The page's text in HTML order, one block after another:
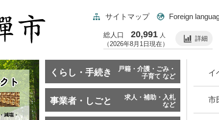
サイトマップ Foreign
総人口 20,991 人
（2026年8月1日現在）
詳細
くらし・手続き
戸籍・介護・ごみ・
子育て など
事業者・しごと
求人・補助・入札
など
イ
市